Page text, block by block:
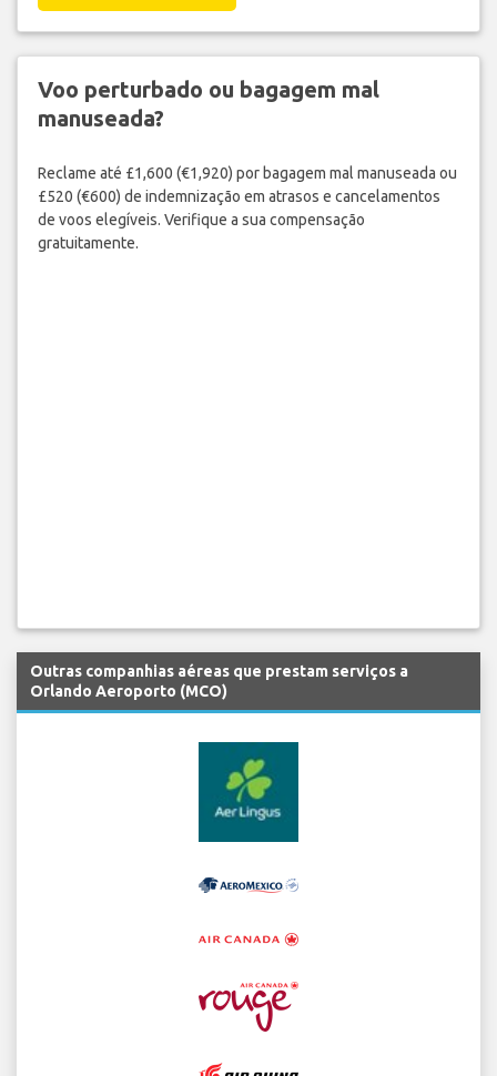
Voo perturbado ou bagagem mal
manuseada?
Reclame até £1,600 (€1,920) por bagagem mal manuseada ou
£520 (€600) de indemnização em atrasos e cancelamentos
de voos elegíveis. Verifique a sua compensação
gratuitamente.
Outras companhias aéreas que prestam serviços a
Orlando Aeroporto (MCO)